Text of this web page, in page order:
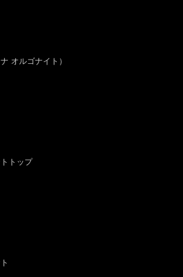
オルゴナイト）
トップ